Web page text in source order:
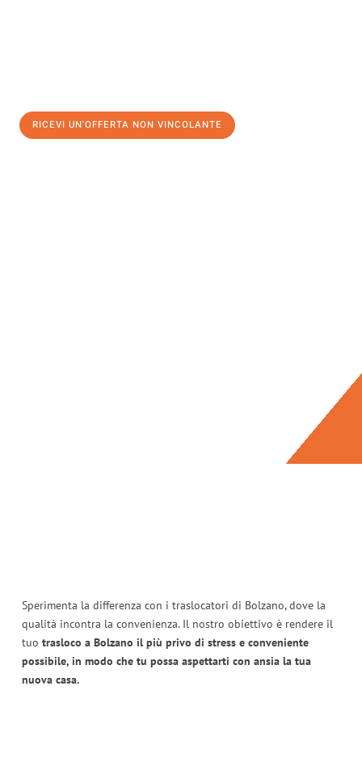
RICEVI UN'OFFERTA NON VINCOLANTE
Sperimenta la differenza con i traslocatori di Bolzano, dove la
qualità incontra la convenienza. Il nostro obiettivo è rendere il
tuo trasloco a Bolzano il più privo di stress e conveniente
possibile, in modo che tu possa aspettarti con ansia la tua
nuova casa.